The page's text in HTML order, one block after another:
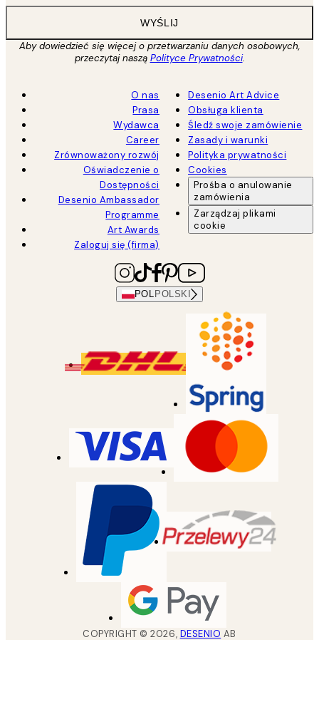
WYŚLIJ
Aby dowiedzieć się więcej o przetwarzaniu danych osobowych,
przeczytaj naszą Polityce Prywatności.
O nas
Prasa
Wydawca
Career
Zrównoważony rozwój
Oświadczenie o
Dostępności
Desenio Ambassador
Programme
Art Awards
Zaloguj się (firma)
Desenio Art Advice
Obsługa klienta
Śledź swoje zamówienie
Zasady i warunki
Polityka prywatności
Cookies
Prośba o anulowanie
zamówienia
Zarządzaj plikami
cookie
POL POLSKI
COPYRIGHT ©2026, DESENIO AB